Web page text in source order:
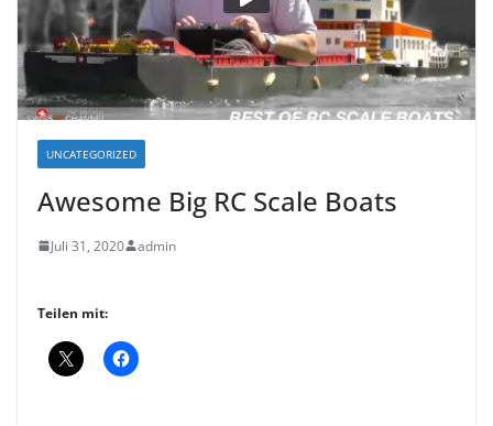
UNCATEGORIZED
Awesome Big RC Scale Boats
Juli 31, 2020 admin
Teilen mit: